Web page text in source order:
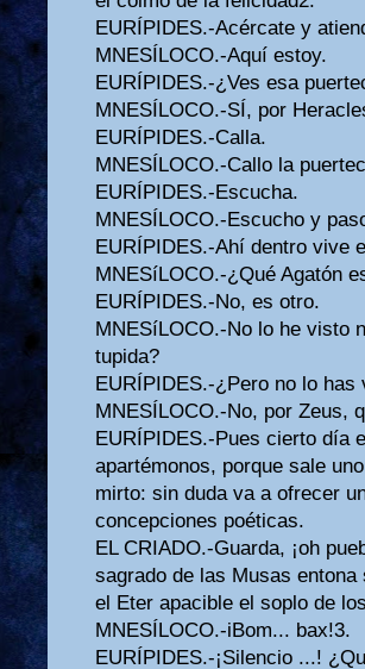
EURÍPIDES.-Acércate y
MNESÍLOCO.-Aquí estoy.
EURÍPIDES.-¿Ves esa
MNESÍLOCO.-SÍ, por
EURÍPIDES.-Calla.
MNESÍLOCO.-Callo la
EURÍPIDES.-Escucha.
MNESÍLOCO.-Escucho y
EURÍPIDES.-Ahí dentro vive
MNESíLOCO.-¿Qué Agatón
EURÍPIDES.-No, es otro.
MNESíLOCO.-No lo he visto
tupida?
EURÍPIDES.-¿Pero no lo has
MNESÍLOCO.-No, por Zeus,
EURÍPIDES.-Pues cierto día
apartémonos, porque sale
mirto: sin duda va a ofrecer
concepciones poéticas.
EL CRIADO.-Guarda, ¡oh
sagrado de las Musas
el Eter apacible el soplo de
MNESÍLOCO.-iBom... bax!3.
EURÍPIDES.-¡Silencio ...!